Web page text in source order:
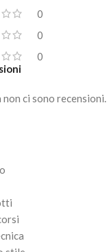
0
0
0
non ci sono recensioni.